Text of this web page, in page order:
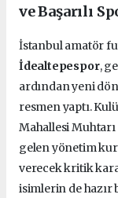
ve Başarılı
İstanbul amatör
İdealtepespor,
ardından yeni
resmen yaptı.
Mahallesi
gelen yönetim
verecek kritik
isimlerin de hazır